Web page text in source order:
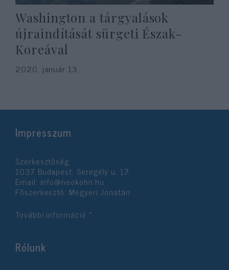
Washington a tárgyalások
újraindítását sürgeti Észak-
Koreával
2020. január 13.
Impresszum
Szerkesztőség:
1037 Budapest, Seregély u. 17.
Email: info@neokohn.hu
Főszerkesztő: Megyeri Jonatán
További információ »
Rólunk